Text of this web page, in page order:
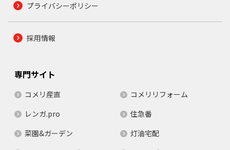
プライバシーポリシー
採用情報
専門サイト
コメリ産直
コメリリフォーム
レンガ.pro
住急番
菜園&ガーデン
灯油宅配